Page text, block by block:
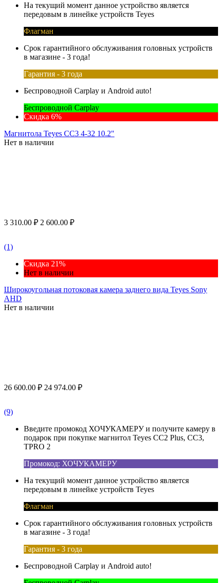
На текущий момент данное устройство является
передовым в линейке устройств Teyes
Флагман
Срок гарантийного обслуживания головных устройств
в магазине - 3 года!
Гарантия - 3 года
Беспроводной Carplay и Android auto!
Беспроводной Carplay
Скидка 6%
Магнитола Teyes CC3 4-32 10.2"
Нет в наличии
3 310.00 ₽ 2 600.00 ₽
(1)
Скидка 21%
Нет в наличии
Широкоугольная потоковая камера заднего вида Teyes Sony
AHD
Нет в наличии
26 600.00 ₽ 24 974.00 ₽
(9)
Введите промокод ХОЧУКАМЕРУ и получите камеру в
подарок при покупке магнитол Teyes CC2 Plus, CC3,
TPRO 2
Промокод: ХОЧУКАМЕРУ
На текущий момент данное устройство является
передовым в линейке устройств Teyes
Флагман
Срок гарантийного обслуживания головных устройств
в магазине - 3 года!
Гарантия - 3 года
Беспроводной Carplay и Android auto!